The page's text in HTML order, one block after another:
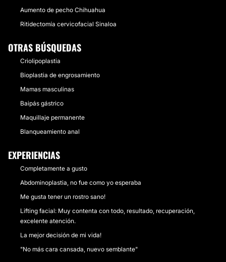
Aumento de pecho Chihuahua
Ritidectomía cervicofacial Sinaloa
OTRAS BÚSQUEDAS
Criolipoplastia
Bioplastia de engrosamiento
Mamas masculinas
Baipás gástrico
Maquillaje permanente
Blanqueamiento anal
EXPERIENCIAS
Completamente a gusto
Abdominoplastia, no fue como yo esperaba
Me gusta tener un rostro sano!
Lifting facial: Muy contenta con todo, resultado, recuperación,
excelente atención.
La mejor decisión de mi vida!
"No más cara cansada, nuevo semblante"